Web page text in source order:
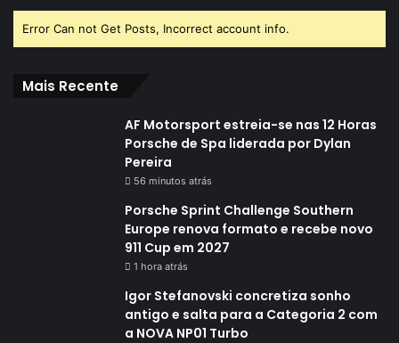
Error Can not Get Posts, Incorrect account info.
Mais Recente
AF Motorsport estreia-se nas 12 Horas
Porsche de Spa liderada por Dylan
Pereira
56 minutos atrás
Porsche Sprint Challenge Southern
Europe renova formato e recebe novo
911 Cup em 2027
1 hora atrás
Igor Stefanovski concretiza sonho
antigo e salta para a Categoria 2 com
a NOVA NP01 Turbo